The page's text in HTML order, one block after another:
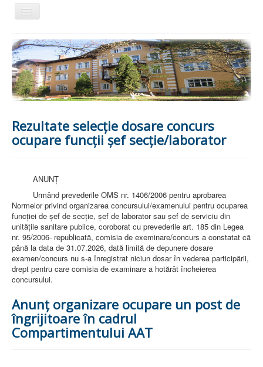
Comută
navigarea
PREZENTARE
PREZENTARE SPITAL
ISTORIE
ACREDITĂRI/CERTIFICĂRI
CERTIFICAT ACREDITARE SPITAL
STRUCTURA SPITALULUI
SECŢIA OBSTETRICĂ GINECOLOGIE
SECŢIA CHIRURGIE
COMPARTIMENT PEDIATRIE
COMPARTIMENTUL DE PRIMIRE URGENȚE (CPU)
LABORATOARE
LABORATOR DE ANALIZE MEDICALE
LABORATOR DE RADIOLOGIE ŞI IMAGISTICĂ
MEDICALĂ
BLOC STERILIZARE
APARAT FUNCŢIONAL
DISPENSAR DE PNEUMOFTIZIOLOGIE (TBC)
AMBULATORIU INTEGRAT
AMBULATOR BOLI INFECŢIOASE
AMBULATOR OBSTETRICĂ GINECOLOGIE
AMBULATOR CHIRURGIE
AMBULATOR ORTOPEDIE ȘI TRAUMATOLOGIE
AMBULATOR MEDICINĂ INTERNĂ
Rezultate selecție dosare concurs
ocupare funcții șef secție/laborator
ANUNȚ
Urmând prevederile OMS nr. 1406/2006 pentru aprobarea
Normelor privind organizarea concursului/examenului pentru ocuparea
funcţiei de şef de secţie, şef de laborator sau şef de serviciu din
unităţile sanitare publice, coroborat cu prevederile art. 185 din Legea
nr. 95/2006- republicată, comisia de exeminare/concurs a constatat că
până la data de 31.07.2026, dată limită de depunere dosare
examen/concurs nu s-a înregistrat niciun dosar în vederea participării,
drept pentru care comisia de examinare a hotărât încheierea
concursului.
Anunț organizare ocupare un post de
îngrijitoare în cadrul
Compartimentului AAT